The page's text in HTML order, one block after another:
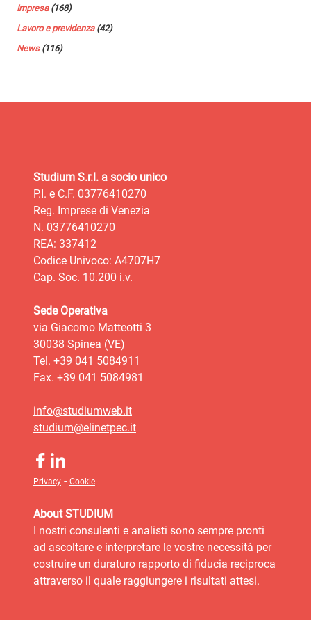
Impresa(168)
Lavoro e previdenza(42)
News(116)
Studium S.r.l. a socio unico
P.I. e C.F. 03776410270
Reg. Imprese di Venezia
N. 03776410270
REA: 337412
Codice Univoco: A4707H7
Cap. Soc. 10.200 i.v.
Sede Operativa
via Giacomo Matteotti 3
30038 Spinea (VE)
Tel. +39 041 5084911
Fax. +39 041 5084981
info@studiumweb.it
studium@elinetpec.it
Privacy - Cookie
About STUDIUM
I nostri consulenti e analisti sono sempre pronti
ad ascoltare e interpretare le vostre necessità per
costruire un duraturo rapporto di fiducia reciproca
attraverso il quale raggiungere i risultati attesi.